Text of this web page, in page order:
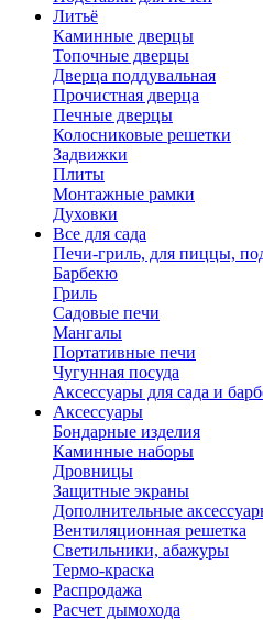
Литьё
Каминные дверцы
Топочные дверцы
Дверца поддувальная
Прочистная дверца
Печные дверцы
Колосниковые решетки
Задвижки
Плиты
Монтажные рамки
Духовки
Все для сада
Печи-гриль, для пиццы,
Барбекю
Гриль
Садовые печи
Мангалы
Портативные печи
Чугунная посуда
Аксессуары для сада и
Аксессуары
Бондарные изделия
Каминные наборы
Дровницы
Защитные экраны
Дополнительные
Вентиляционная решетка
Светильники, абажуры
Термо-краска
Распродажа
Расчет дымохода